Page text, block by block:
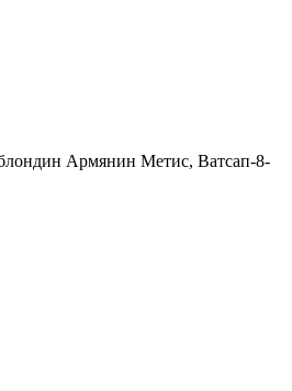
Армянин Метис, Ватсап-8-